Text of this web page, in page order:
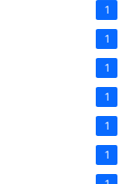
1
1
1
1
1
1